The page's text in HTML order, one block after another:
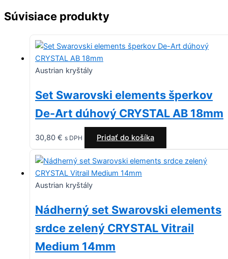
Súvisiace produkty
Austrian kryštály
Set Swarovski elements šperkov
De-Art dúhový CRYSTAL AB 18mm
30,80 € s DPH Pridať do košíka
Austrian kryštály
Nádherný set Swarovski elements
srdce zelený CRYSTAL Vitrail
Medium 14mm